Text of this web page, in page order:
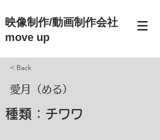
映像制作/動画制作会社
move up
< Back
愛月（める）
チワワ
種類：